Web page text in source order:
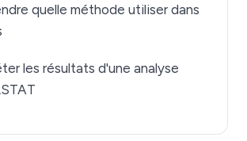
quelle méthode utiliser dans
les résultats d'une analyse